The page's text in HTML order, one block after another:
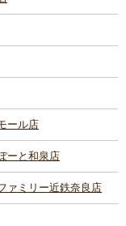
ール店
ーと和泉店
ァミリー近鉄奈良店